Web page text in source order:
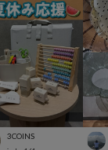
3COINS